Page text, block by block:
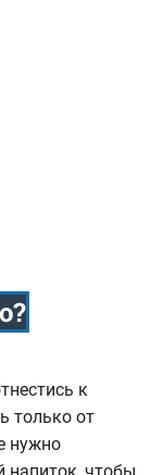
к
только от
нужно